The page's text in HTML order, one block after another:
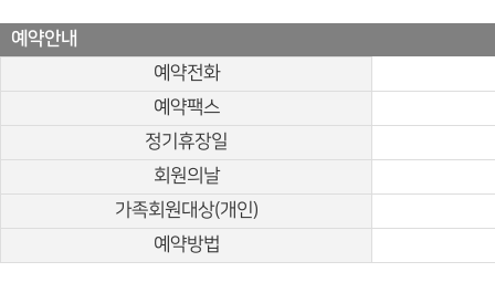
예약안내
예약전화
예약팩스
정기휴장일
회원의날
가족회원대상(개인)
예약방법